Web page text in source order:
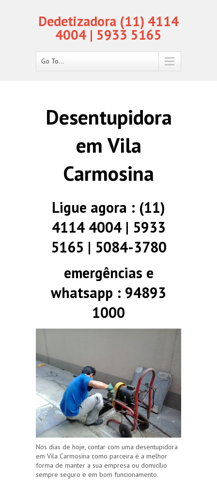
Dedetizadora (11) 4114
4004 | 5933 5165
Go To...
Desentupidora
em Vila
Carmosina
Ligue agora : (11)
4114 4004 | 5933
5165 | 5084-3780
emergências e
whatsapp : 94893
1000
Nos dias de hoje, contar com uma desentupidora
em Vila Carmosina como parceira é a melhor
forma de manter a sua empresa ou domicílio
sempre seguro e em bom funcionamento.